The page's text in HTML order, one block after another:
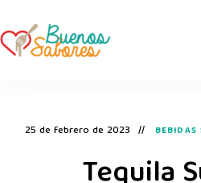
25 de febrero de 2023 BEBIDAS